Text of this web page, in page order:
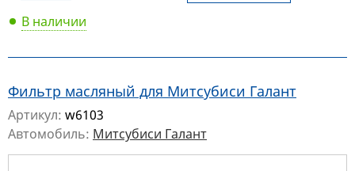
В наличии
Фильтр масляный для Митсубиси Галант
Артикул: w6103
Автомобиль: Митсубиси Галант